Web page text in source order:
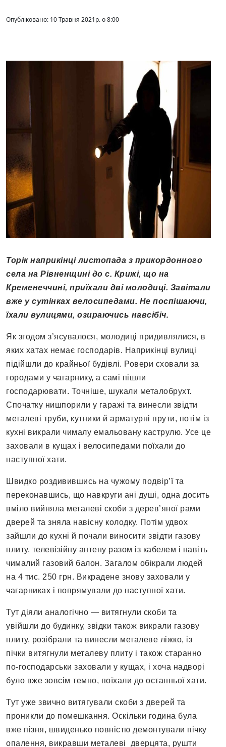
Опубліковано: 10 Травня 2021р. о 8:00
Торік наприкінці листопада з прикордонного
села на Рівненщині до с. Крижі, що на
Кременеччині, приїхали дві молодиці. Завітали
вже у сутінках велосипедами. Не поспішаючи,
їхали вулицями, озираючись навсібіч.
Як згодом з’ясувалося, молодиці придивлялися, в
яких хатах немає господарів. Наприкінці вулиці
підійшли до крайньої будівлі. Ровери сховали за
городами у чагарнику, а самі пішли
господарювати. Точніше, шукали металобрухт.
Спочатку нишпорили у гаражі та винесли звідти
металеві труби, кутники й арматурні прути, потім із
кухні викрали чималу емальовану каструлю. Усе це
заховали в кущах і велосипедами поїхали до
наступної хати.
Швидко роздивившись на чужому подвір’ї та
переконавшись, що навкруги ані душі, одна досить
вміло вийняла металеві скоби з дерев’яної рами
дверей та зняла навісну колодку. Потім удвох
зайшли до кухні й почали виносити звідти газову
плиту, телевізійну антену разом із кабелем і навіть
чималий газовий балон. Загалом обікрали людей
на 4 тис. 250 грн. Викрадене знову заховали у
чагарниках і попрямували до наступної хати.
Тут діяли аналогічно — витягнули скоби та
увійшли до будинку, звідки також викрали газову
плиту, розібрали та винесли металеве ліжко, із
пічки витягнули металеву плиту і також старанно
по-господарськи заховали у кущах, і хоча надворі
було вже зовсім темно, поїхали до останньої хати.
Тут уже звично витягували скоби з дверей та
проникли до помешкання. Оскільки година була
вже пізня, швиденько повністю демонтували пічку
опалення, викравши металеві дверцята, рушти